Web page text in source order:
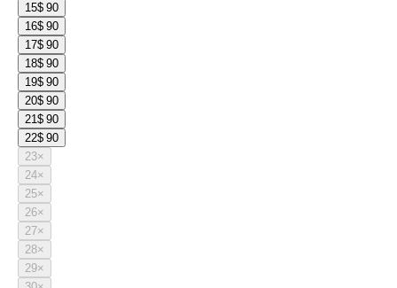
15$ 90
16$ 90
17$ 90
18$ 90
19$ 90
20$ 90
21$ 90
22$ 90
23×
24×
25×
26×
27×
28×
29×